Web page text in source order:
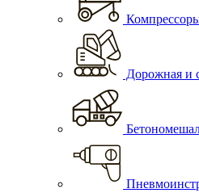
Дорожная и